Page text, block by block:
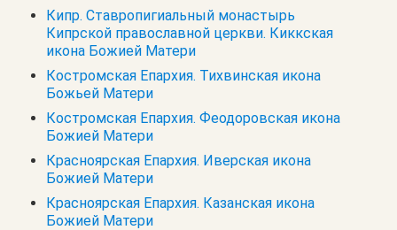
Кипр. Cтавропигиальный монастырь
Кипрской православной церкви. Киккская
икона Божией Матери
Костромская Епархия. Тихвинская икона
Божьей Матери
Костромская Епархия. Феодоровская икона
Божией Матери
Красноярская Епархия. Иверская икона
Божией Матери
Красноярская Епархия. Казанская икона
Божией Матери